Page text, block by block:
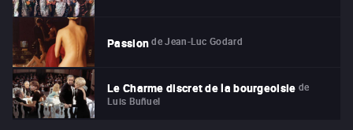
Passion de Jean-Luc Godard
Le Charme discret de la bourgeoisie de
Luis Buñuel